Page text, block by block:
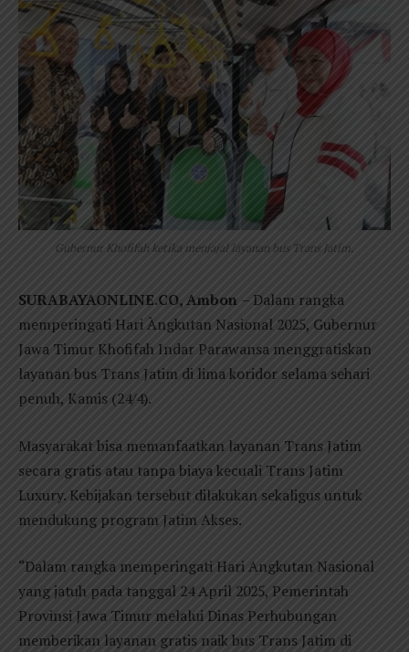
Gubernur Khofifah ketika menjajal layanan bus Trans Jatim.
SURABAYAONLINE.CO, Ambon – Dalam rangka
memperingati Hari Àngkutan Nasional 2025, Gubernur
Jawa Timur Khofifah Indar Parawansa menggratiskan
layanan bus Trans Jatim di lima koridor selama sehari
penuh, Kamis (24/4).
Masyarakat bisa memanfaatkan layanan Trans Jatim
secara gratis atau tanpa biaya kecuali Trans Jatim
Luxury. Kebijakan tersebut dilakukan sekaligus untuk
mendukung program Jatim Akses.
“Dalam rangka memperingati Hari Angkutan Nasional
yang jatuh pada tanggal 24 April 2025, Pemerintah
Provinsi Jawa Timur melalui Dinas Perhubungan
memberikan layanan gratis naik bus Trans Jatim di